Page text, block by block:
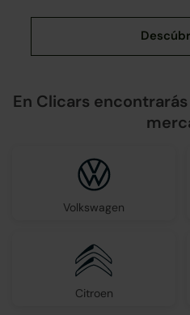
En Clicars
Volkswagen
Citroen